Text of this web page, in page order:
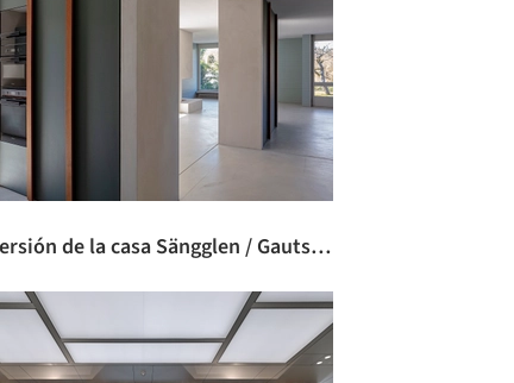
Conversión de la casa Sängglen / Gautschi Lenzin Schenker Architekten